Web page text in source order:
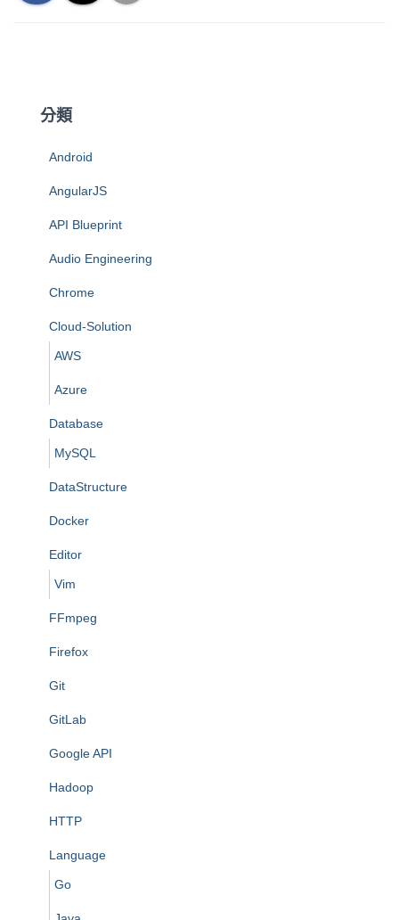
分類
Android
AngularJS
API Blueprint
Audio Engineering
Chrome
Cloud-Solution
AWS
Azure
Database
MySQL
DataStructure
Docker
Editor
Vim
FFmpeg
Firefox
Git
GitLab
Google API
Hadoop
HTTP
Language
Go